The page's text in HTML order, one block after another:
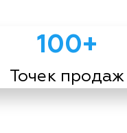
100+
Точек продаж